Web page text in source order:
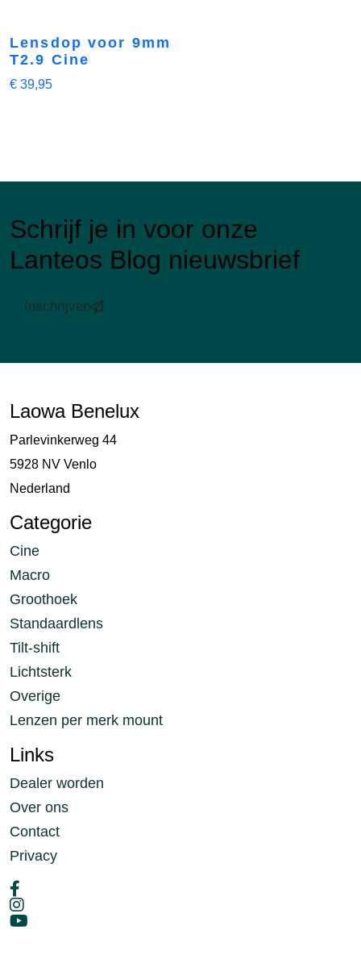
Lensdop voor 9mm
T2.9 Cine
€ 39,95
Schrijf je in voor onze
Lanteos Blog nieuwsbrief
Inschrijven
Laowa Benelux
Parlevinkerweg 44
5928 NV Venlo
Nederland
Categorie
Cine
Macro
Groothoek
Standaardlens
Tilt-shift
Lichtsterk
Overige
Lenzen per merk mount
Links
Dealer worden
Over ons
Contact
Privacy